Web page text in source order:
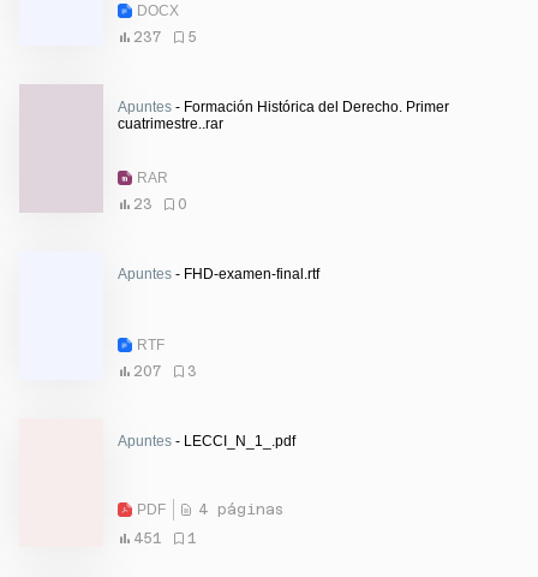
DOCX
237
5
Apuntes - Formación Histórica del Derecho. Primer
cuatrimestre..rar
RAR
23
0
Apuntes - FHD-examen-final.rtf
RTF
207
3
Apuntes - LECCI_N_1_.pdf
PDF
4 páginas
451
1